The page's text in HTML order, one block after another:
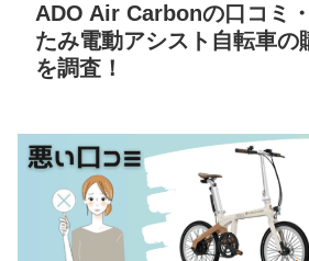
ADO Air Carbonの口コミ
たみ電動アシスト自転車の
を調査！